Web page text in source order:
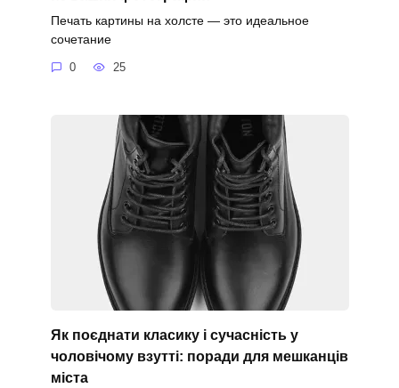
Печать картины на холсте — это идеальное
сочетание
0 25
Як поєднати класику і сучасність у
чоловічому взутті: поради для мешканців
міста